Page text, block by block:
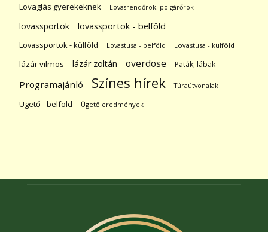
Lovaglás gyerekeknek Lovasrendőrök; polgárőrök
lovassportok lovassportok - belföld
Lovassportok - külföld Lovastusa - belföld Lovastusa - külföld
lázár vilmos lázár zoltán overdose Paták; lábak
Programajánló Színes hírek Túraútvonalak
Ügető - belföld Ügető eredmények